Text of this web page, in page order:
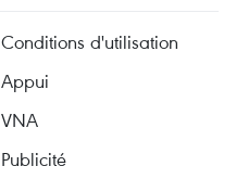
Conditions d'utilisation
Appui
VNA
Publicité